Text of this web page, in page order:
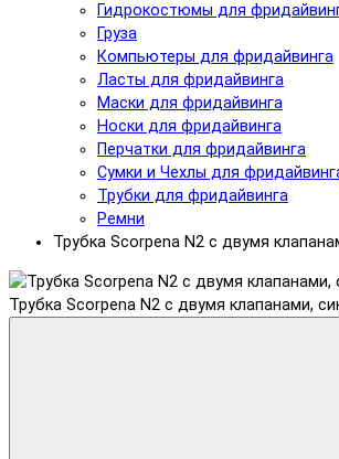
Гидрокостюмы для
Груза
Компьютеры для фридайвинга
Ласты для фридайвинга
Маски для фридайвинга
Носки для фридайвинга
Перчатки для фридайвинга
Сумки и Чехлы для
Трубки для фридайвинга
Ремни
Трубка Scorpena N2 c двумя
Трубка Scorpena N2 c двумя клапанами,